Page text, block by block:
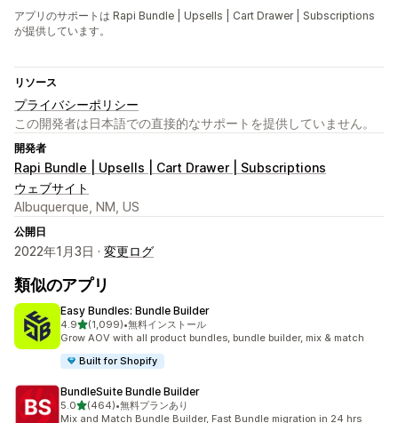
アプリのサポートは Rapi Bundle | Upsells | Cart Drawer | Subscriptions
が提供しています。
リソース
プライバシーポリシー
この開発者は日本語での直接的なサポートを提供していません。
開発者
Rapi Bundle | Upsells | Cart Drawer | Subscriptions
ウェブサイト
Albuquerque, NM, US
公開日
2022年1月3日 · 変更ログ
類似のアプリ
Easy Bundles: Bundle Builder
4.95つ星中
(1,099)
合計レビュー数：1099件
•無料インストール
Grow AOV with all product bundles, bundle builder, mix & match
Built for Shopify
BundleSuite Bundle Builder
5.05つ星中
(464)
合計レビュー数：464件
•無料プランあり
Mix and Match Bundle Builder, Fast Bundle migration in 24 hrs